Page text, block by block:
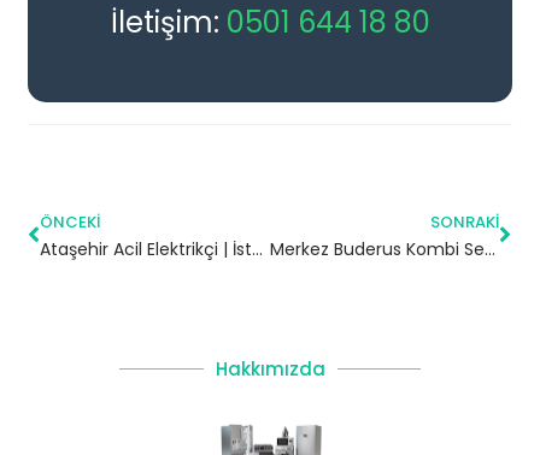
İletişim: 0501 644 18 80
ÖNCEKI
Ataşehir Acil Elektrikçi | İstanbul
SONRAKI
Merkez Buderus Kombi Servisi – Beykoz Yetkili Servis
Hakkımızda